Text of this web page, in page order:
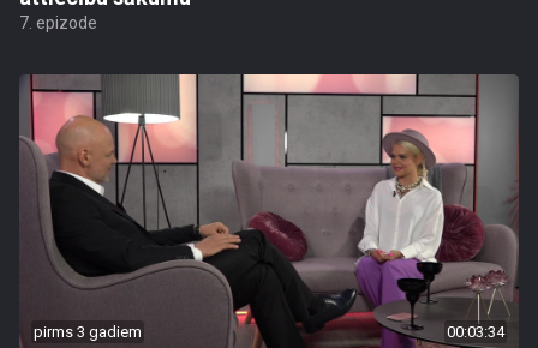
7. epizode
pirms 3 gadiem 00:03:34